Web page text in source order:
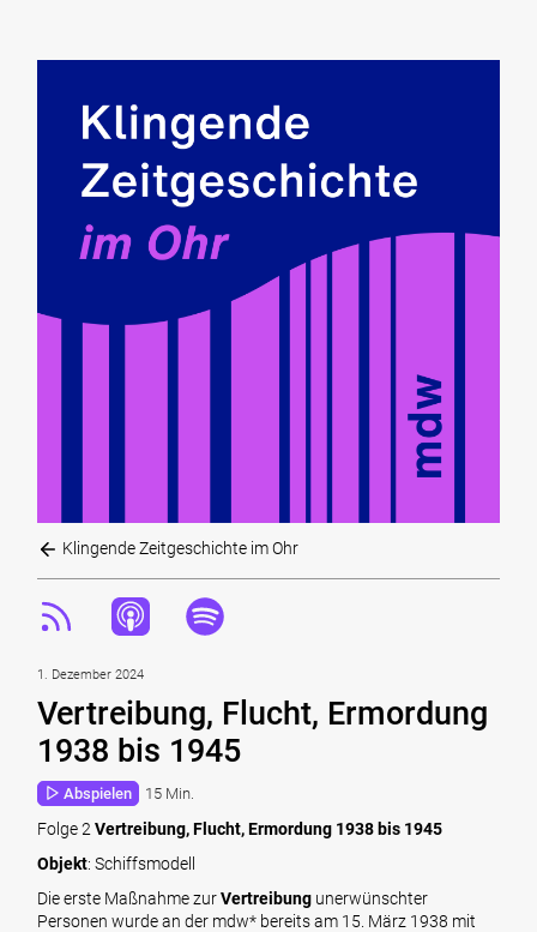
Klingende Zeitgeschichte im Ohr
1. Dezember 2024
Vertreibung, Flucht, Ermordung
1938 bis 1945
Abspielen 15 Min.
Folge 2Vertreibung, Flucht, Ermordung 1938 bis 1945
Objekt: Schiffsmodell
Die erste Maßnahme zurVertreibung unerwünschter
Personen wurde an der mdw* bereits am 15. März 1938 mit